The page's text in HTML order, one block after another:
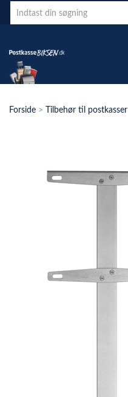
Forside > Tilbehør til postkasser